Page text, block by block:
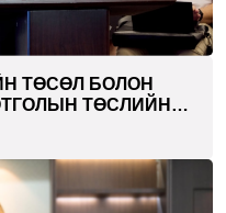
ТӨСӨЛ БОЛОН
ТӨСЛИЙН
БОЛЛОО